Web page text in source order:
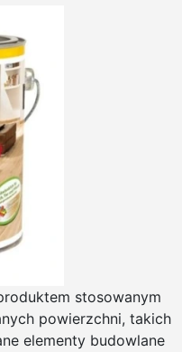
stosowanym
powierzchni, takich
elementy budowlane